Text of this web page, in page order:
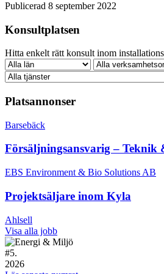
Publicerad 8 september 2022
Konsultplatsen
Hitta enkelt rätt konsult inom
Platsannonser
Barsebäck
Försäljningsansvarig – Teknik
EBS Environment & Bio Solutions AB
Projektsäljare inom Kyla
Ahlsell
Visa alla jobb
#5.
2026